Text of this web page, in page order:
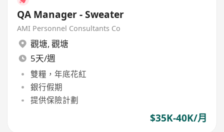
QA Manager - Sweater
AMI Personnel Consultants Co
觀塘, 觀塘
5天/週
雙糧，年底花紅
銀行假期
提供保險計劃
$35K-40K/月